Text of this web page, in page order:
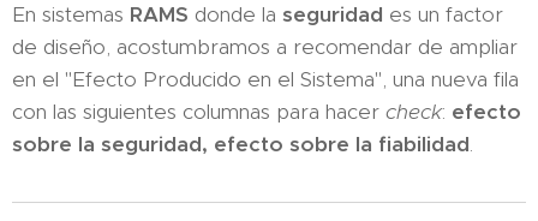
En sistemas RAMS donde la seguridad es un factor
de diseño, acostumbramos a recomendar de ampliar
en el "Efecto Producido en el Sistema", una nueva fila
con las siguientes columnas para hacer check: efecto
sobre la seguridad, efecto sobre la fiabilidad.